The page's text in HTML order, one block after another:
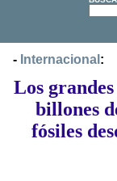
- Internacional :
Los
billones
fósiles